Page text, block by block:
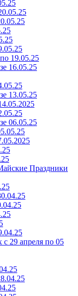
19.05.25
16.05.25
13.05.25
06.05.25
Праздники
с 29 апреля по 05